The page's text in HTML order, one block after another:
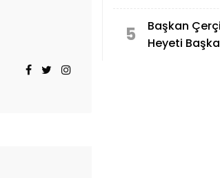
5
Başkan
Heyeti